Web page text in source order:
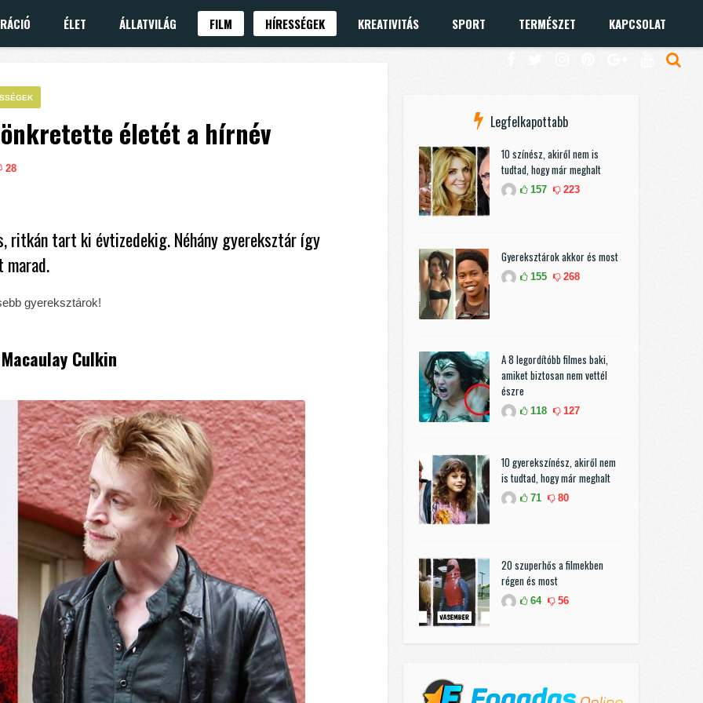
ÉLET ÁLLATVILÁG FILM HÍRESSÉGEK KREATIVITÁS SPORT TERMÉSZET KAPCSOLAT
életét a hírnév
28
ritkán tart ki évtizedekig. Néhány gyereksztár így
gyereksztárok!
Culkin
Legfelkapottabb
10 színész, akiről nem is
tudtad, hogy már meghalt
157 223
Gyereksztárok akkor és most
155 268
A 8 legordítóbb filmes baki,
amiket biztosan nem vettél
észre
118 127
10 gyerekszínész, akiről nem
is tudtad, hogy már meghalt
71 80
20 szuperhős a filmekben
régen és most
64 56